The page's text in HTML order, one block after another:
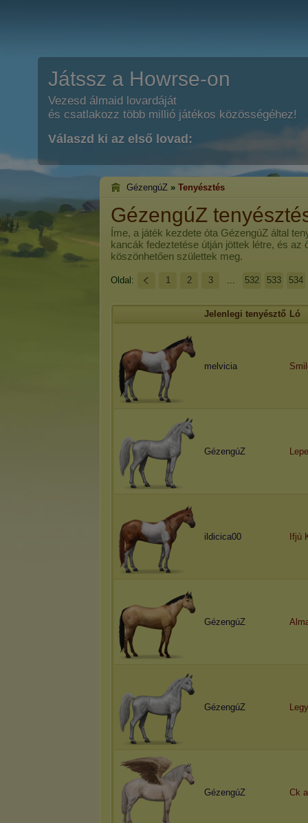
Játssz a Howrse-on
Vezesd álmaid lovardáját
és csatlakozz több millió játékos közösségéhez!
Válaszd ki az első lovad:
GézengúZ » Tenyésztés
GézengúZ
Íme, a játék kezdete óta GézengúZ által
kancák fedeztetése útján jöttek létre, és az
köszönhetően születtek meg.
Oldal: 1 2 3 ... 532 533 534
Jelenlegi tenyésztő Ló
melvicia
GézengúZ
ildicica00 Ifjú
GézengúZ
GézengúZ
GézengúZ Ck